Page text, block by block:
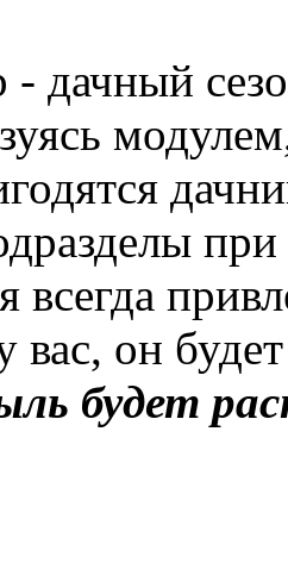
дачный
всегда
вас, он
будет